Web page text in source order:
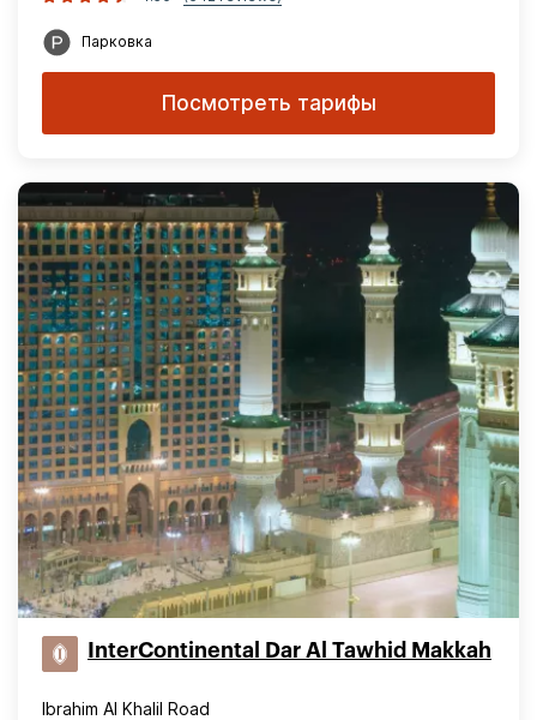
Парковка
Посмотреть тарифы
InterContinental Dar Al Tawhid Makkah
Ibrahim Al Khalil Road